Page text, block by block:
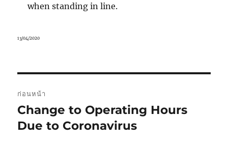
when standing in line.
เมื่อ
13/04/2020
เรื่อง
ก่อนหน้า
เรื่อง
ก่อน
Change to Operating Hours
Due to Coronavirus